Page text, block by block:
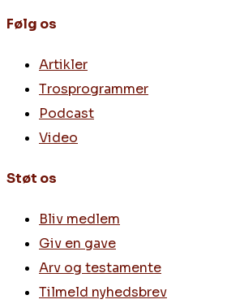
Følg os
Artikler
Trosprogrammer
Podcast
Video
Støt os
Bliv medlem
Giv en gave
Arv og testamente
Tilmeld nyhedsbrev